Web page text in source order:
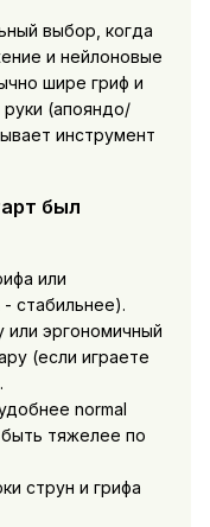
выбор, когда
и нейлоновые
шире гриф и
(апояндо/
инструмент
был
или
стабильнее).
или эргономичный
(если играете
normal
тяжелее по
струн и грифа